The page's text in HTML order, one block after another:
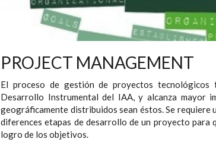
PROJECT MANAGEMENT
El proceso de gestión de proyectos
Desarrollo Instrumental del IAA, y alcanza mayor
geográficamente distribuidos sean éstos. Se
diferences etapas de desarrollo de un proyecto para
logro de los objetivos.